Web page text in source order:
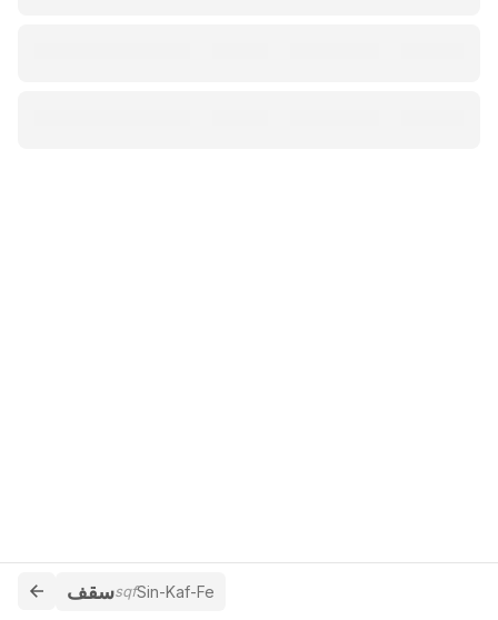
سقفsqfSin-Kaf-Fe